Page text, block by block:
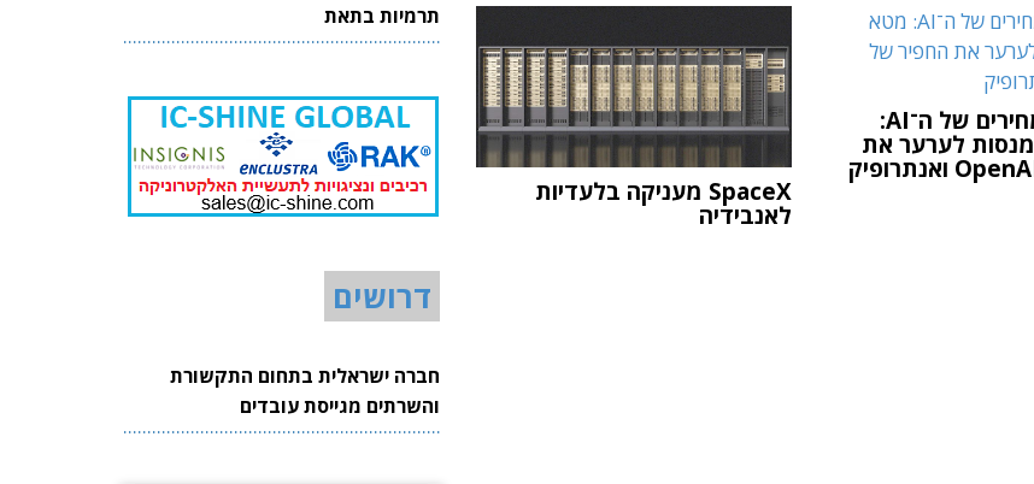
מלחמת המחירים של ה־AI:
מטא ו־xAI מנסות לערער את
SpaceX מעניקה בלעדיות
לאנבידיה
תרמיות בתאת
דרושים
חברה ישראלית בתחום התקשורת
והשרתים מגייסת עובדים